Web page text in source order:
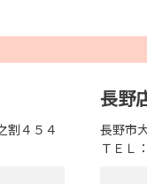
割４５４
長野
長野市
ＴＥＬ